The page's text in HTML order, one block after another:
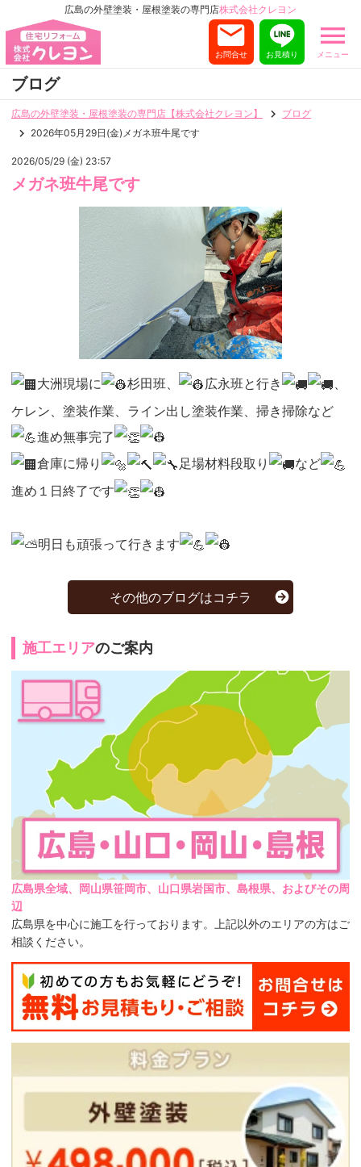
広島の外壁塗装・屋根塗装の専門店株式会社クレヨン
メニュー
お見積り
お問合せ
ブログ
広島の外壁塗装・屋根塗装の専門店【株式会社クレヨン】
ブログ
2026年05月29日(金)メガネ班牛尾です
2026/05/29 (金) 23:57
メガネ班牛尾です
大洲現場に 杉田班、 広永班と行き
、
ケレン、塗装作業、ライン出し塗装作業、掃き掃除など
進め無事完了
倉庫に帰り
足場材料段取り
など
進め１日終了です
明日も頑張って行きます
その他のブログはコチラ
施工エリアのご案内
広島県全域、岡山県笹岡市、山口県岩国市、島根県、およびその周
辺
広島県を中心に施工を行っております。上記以外のエリアの方はご
相談ください。